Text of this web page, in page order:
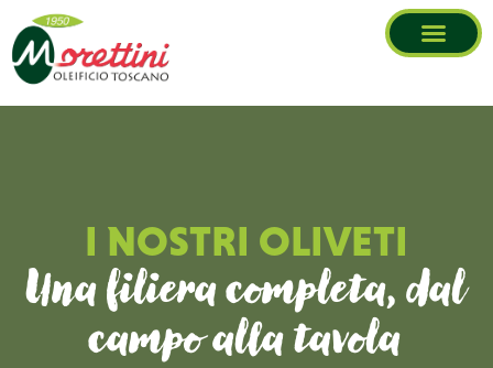
contenuto
I NOSTRI OLIVETI
Una filiera completa, dal
campo alla tavola